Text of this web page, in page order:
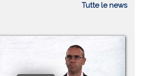
Tutte le news